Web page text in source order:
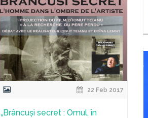
22 Feb 2017
„Brâncuși secret : Omul, în